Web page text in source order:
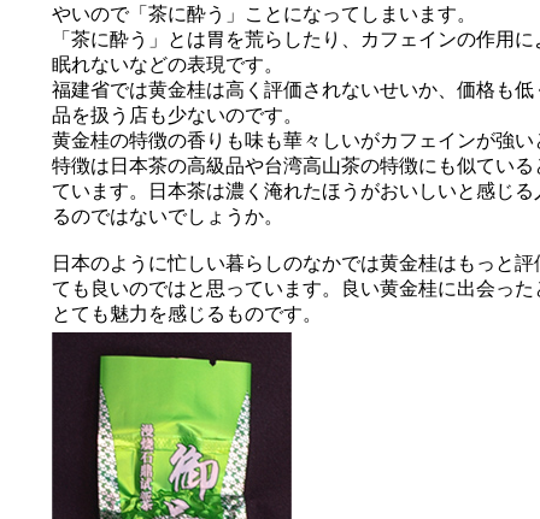
やいので「茶に酔う」ことになってしまいます。
「茶に酔う」とは胃を荒らしたり、カフェインの作用に
眠れないなどの表現です。
福建省では黄金桂は高く評価されないせいか、価格も低
品を扱う店も少ないのです。
黄金桂の特徴の香りも味も華々しいがカフェインが強い
特徴は日本茶の高級品や台湾高山茶の特徴にも似ている
ています。日本茶は濃く淹れたほうがおいしいと感じる
るのではないでしょうか。
日本のように忙しい暮らしのなかでは黄金桂はもっと評
ても良いのではと思っています。良い黄金桂に出会った
とても魅力を感じるものです。